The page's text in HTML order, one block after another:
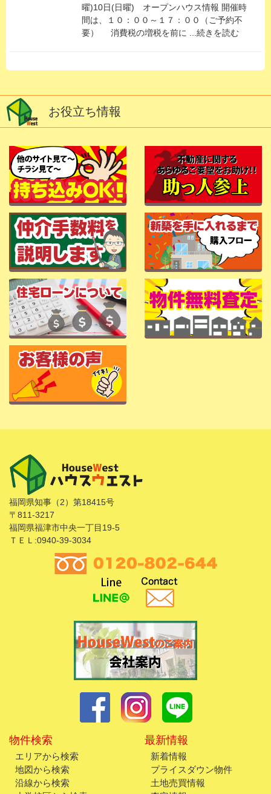
曜)10日(日曜) オープンハウス情報 開催時
間は、１０：００～１７：００（ご予約不
要） 消費税の増税を前に ...続きを読む
お役立ち情報
福岡県知事（2）第18415号
〒811-3217
福岡県福津市中央一丁目19-5
ＴＥＬ:0940-39-3034
物件検索
エリアから検索
地図から検索
沿線から検索
最新情報
新着情報
プライスダウン物件
土地売買情報